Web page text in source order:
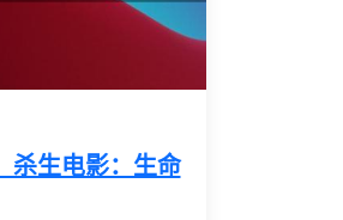
杀生电影：生命